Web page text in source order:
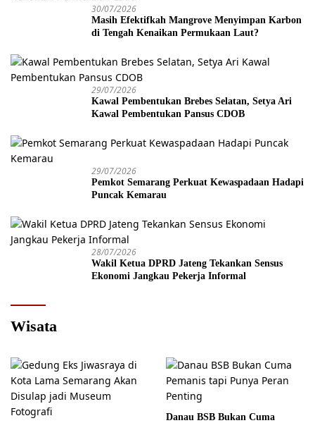
30/07/2026
Masih Efektifkah Mangrove Menyimpan Karbon
di Tengah Kenaikan Permukaan Laut?
29/07/2026
Kawal Pembentukan Brebes Selatan, Setya Ari
Kawal Pembentukan Pansus CDOB
29/07/2026
Pemkot Semarang Perkuat Kewaspadaan Hadapi
Puncak Kemarau
28/07/2026
Wakil Ketua DPRD Jateng Tekankan Sensus
Ekonomi Jangkau Pekerja Informal
Wisata
Danau BSB Bukan Cuma